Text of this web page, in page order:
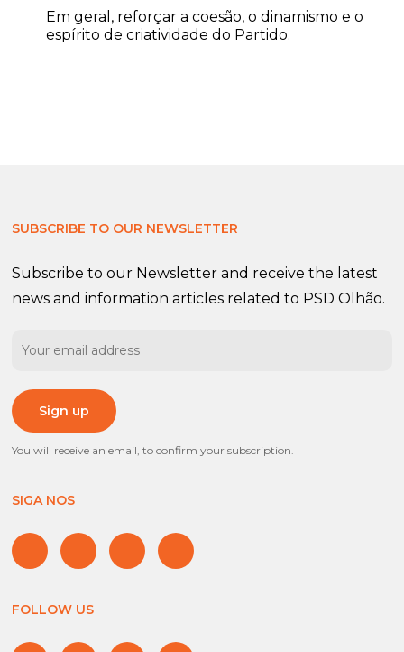
Em geral, reforçar a coesão, o dinamismo e o
espírito de criatividade do Partido.
SUBSCRIBE TO OUR NEWSLETTER
Subscribe to our Newsletter and receive the latest
news and information articles related to PSD Olhão.
You will receive an email, to confirm your subscription.
SIGA NOS
FOLLOW US